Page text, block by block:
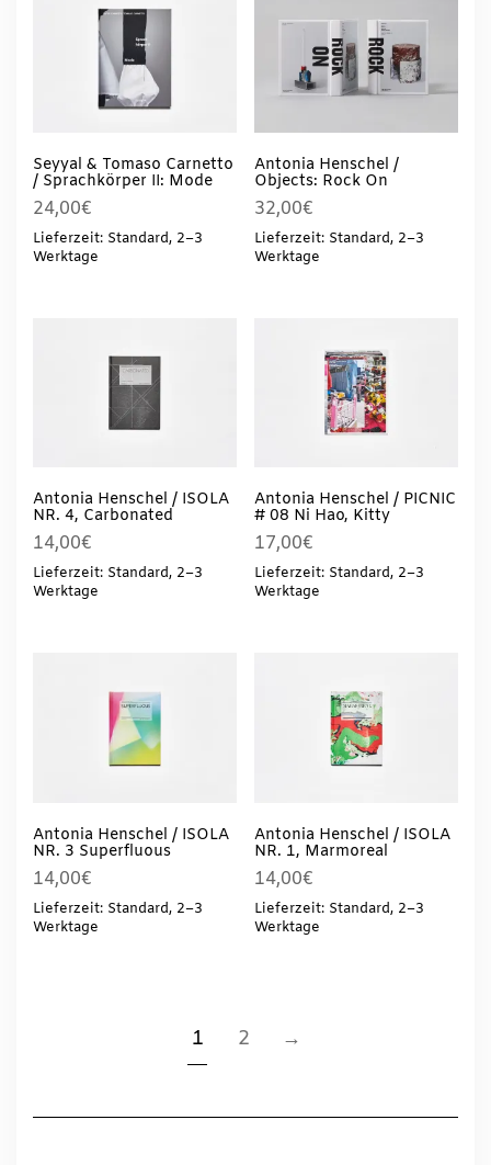
Seyyal & Tomaso Carnetto
/ Sprachkörper II: Mode
24,00€
Lieferzeit: Standard, 2–3
Werktage
Antonia Henschel /
Objects: Rock On
32,00€
Lieferzeit: Standard, 2–3
Werktage
Antonia Henschel / ISOLA
NR. 4, Carbonated
14,00€
Lieferzeit: Standard, 2–3
Werktage
Antonia Henschel / PICNIC
# 08 Ni Hao, Kitty
17,00€
Lieferzeit: Standard, 2–3
Werktage
Antonia Henschel / ISOLA
NR. 3 Superfluous
14,00€
Lieferzeit: Standard, 2–3
Werktage
Antonia Henschel / ISOLA
NR. 1, Marmoreal
14,00€
Lieferzeit: Standard, 2–3
Werktage
1 2 →